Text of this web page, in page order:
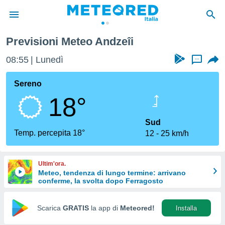
di
per
le
di
Web
Previsioni Meteo Andzeîi
08:55 Lunedì ...
Sereno
18°
Temp. percepita 18°
Sud
12
25 km/h
Ultim'ora.
Meteo, tendenza di lungo termine: arrivano
conferme, la svolta dopo Ferragosto
Scarica GRATIS la app di Meteored! Installa